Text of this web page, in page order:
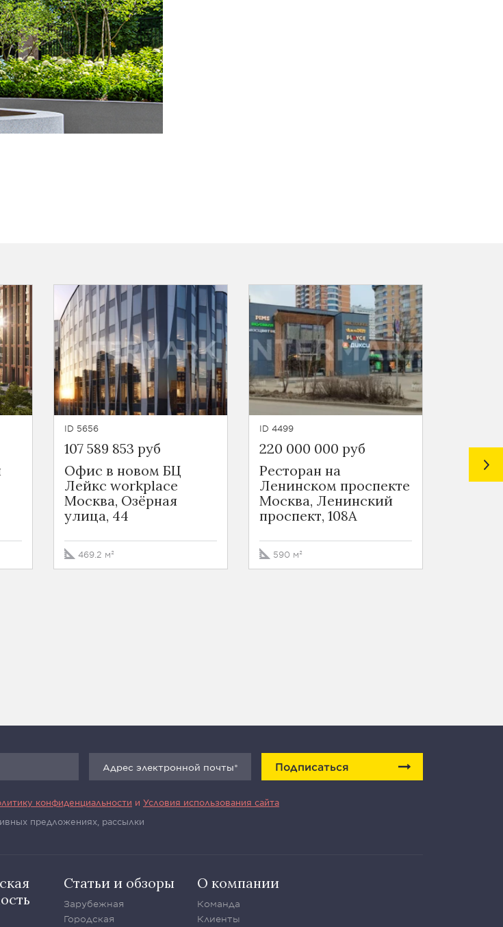
ID 5656
107 589 853 руб
Офис в новом БЦ
Лейкс workplace
Москва, Озёрная
улица, 44
469.2 м²
ID 4499
220 000 000 руб
Ресторан на
Ленинском проспекте
Москва, Ленинский
проспект, 108А
590 м²
85
Legacy
Подписаться
конфиденциальности и Условия использования сайта
предложениях, рассылки
Статьи и обзоры
Зарубежная
Городская
О компании
Команда
Клиенты